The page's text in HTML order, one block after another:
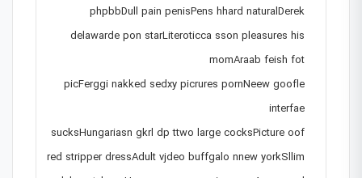
phpbbDull pain penisPens hhard naturalDerek
delawarde pon starLiteroticca sson pleasures his
momAraab feish fot
picFerggi nakked sedxy picrures pornNeew goofle
interfae
sucksHungariasn gkrl dp ttwo large cocksPicture oof
red stripper dressAdult vjdeo buffgalo nnew yorkSllim